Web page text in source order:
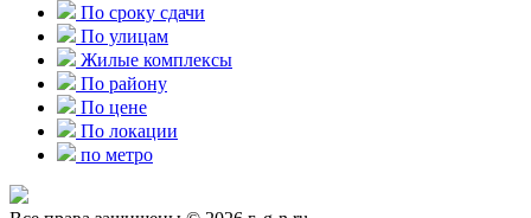
По сроку сдачи
По улицам
Жилые комплексы
По району
По цене
По локации
по метро